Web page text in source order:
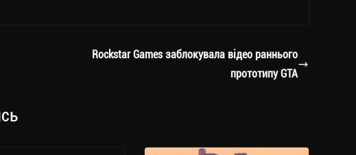
Rockstar Games заблокувала відео раннього
прототипу GTA